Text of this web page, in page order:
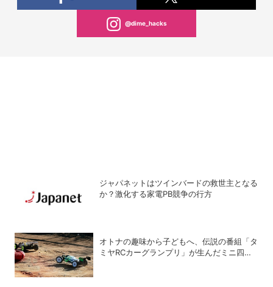
@dime_hacks
ジャパネットはツインバードの救世主となる
か？激化する家電PB競争の行方
オトナの趣味から子どもへ、伝説の番組「タ
ミヤRCカーグランプリ」が生んだミニ四駆